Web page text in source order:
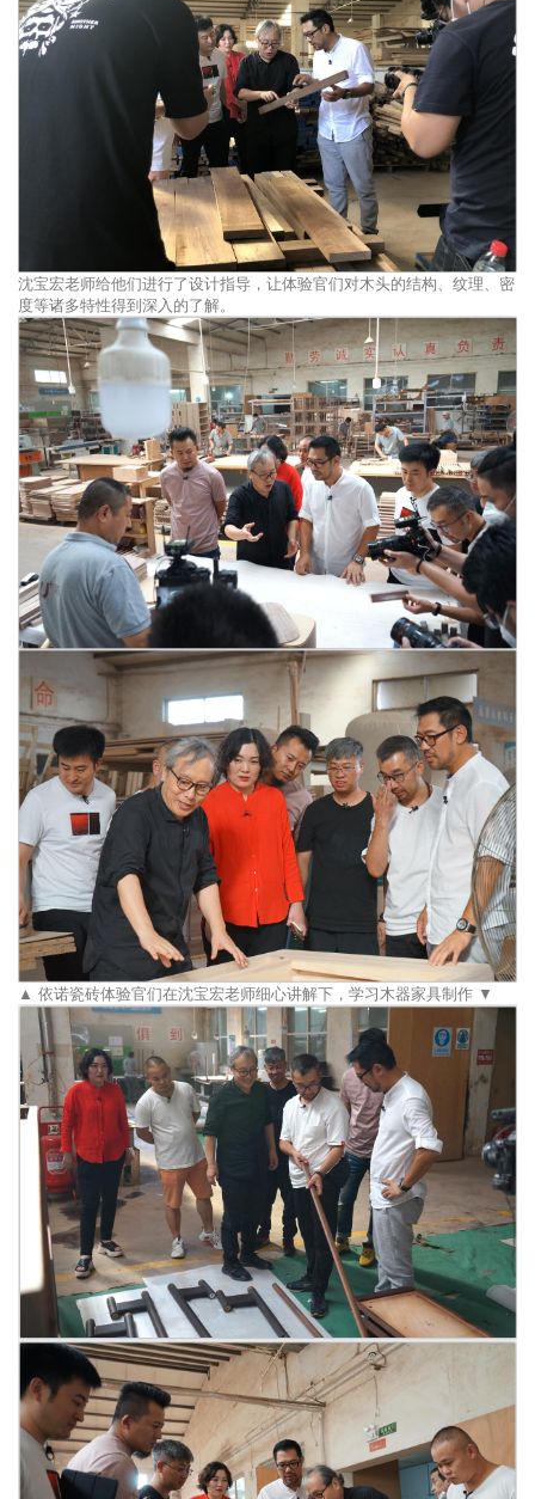
沈宝宏老师给他们进行了设计指导，让体验官们对木头的结构、纹理、密
度等诸多特性得到深入的了解。
▲ 依诺瓷砖体验官们在沈宝宏老师细心讲解下，学习木器家具制作 ▼